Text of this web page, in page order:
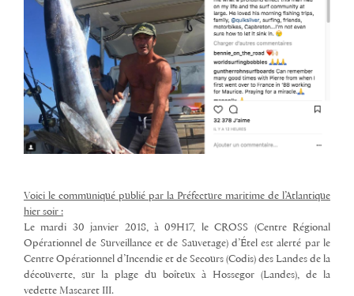
Voici le communiqué publié par la Préfecture maritime de l’Atlantique
hier soir :
Le mardi 30 janvier 2018, à 09H17, le CROSS (Centre Régional
Opérationnel de Surveillance et de Sauvetage) d’Étel est alerté par le
Centre Opérationnel d’Incendie et de Secours (Codis) des Landes de la
découverte, sur la plage du boîteux à Hossegor (Landes), de la
vedette Mascaret III.